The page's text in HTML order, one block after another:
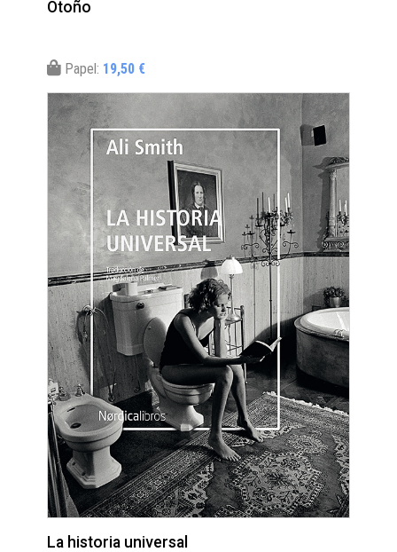
Otoño
Papel: 19,50 €
La historia universal